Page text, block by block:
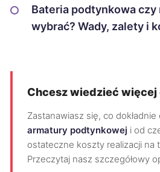
Bateria podtynkowa czy
wybrać? Wady, zalety i
Chcesz wiedzieć więcej
Zastanawiasz się, co dokładnie
armatury podtynkowej i od
ostateczne koszty realizacji na
Przeczytaj nasz szczegółowy